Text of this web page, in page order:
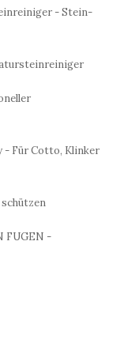
- Stein-
- Für Cotto, Klinker
schützen
FUGEN -